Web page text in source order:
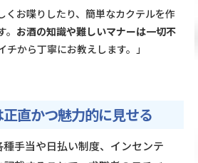
くお喋りしたり、簡単なカクテルを作
お酒の知識や難しいマナーは一切不
チから丁寧にお教えします。」
直かつ魅力的に見せる
手当や日払い制度、インセンテ